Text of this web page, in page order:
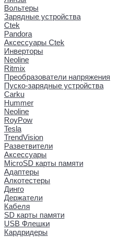
Вольтеры
Зарядные устройства
Ctek
Pandora
Аксессуары Ctek
Инверторы
Neoline
Ritmix
Преобразователи напряжения
Пуско-зарядные устройства
Carku
Hummer
Neoline
RoyPow
Tesla
TrendVision
Разветвители
Аксессуары
MicroSD карты памяти
Адаптеры
Алкотестеры
Динго
Держатели
Кабеля
SD карты памяти
USB Флешки
Кардридеры